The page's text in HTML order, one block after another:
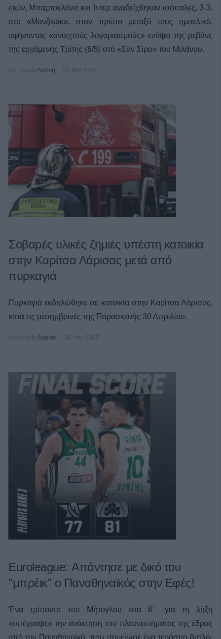
ετών, Μπαρτσελόνα και Ίντερ αναδείχθηκαν ισόπαλες, 3-3,
στο «Μονζουϊκ», στον πρώτο μεταξύ τους ημιτελικό,
αφήνοντας «ανοιχτούς λογαριασμούς» ενόψει της ρεβάνς
της ερχόμενης Τρίτης (6/5) στο «Σαν Σίρο» του Μιλάνου.
Κατηγορία Διεθνή 01 Μαϊ 2025
Σοβαρές υλικές ζημιές υπέστη κατοικία
στην Καρίτσα Λάρισας μετά από
πυρκαγιά
Πυρκαγιά εκδηλώθηκε σε κατοικία στην Καρίτσα Λάρισας,
κατά τις μεσημβρινές της Παρασκευής 30 Απριλίου.
Κατηγορία Λάρισα 30 Απρ 2025
Euroleague: Απάντησε με δικό του
"μπρέικ" ο Παναθηναϊκός στην Εφές!
Ένα τρίποντο του Μήτογλου στα 6΄΄ για τη λήξη
«υπέγραψε» την ανάκτηση του πλεονεκτήματος της έδρας
από τον Παναθηναϊκό, που σημείωσε ένα τεράστιο διπλό-